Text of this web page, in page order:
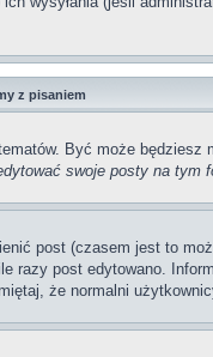
z pisaniem
Być może
swoje posty na tym
post (czasem jest to
post edytowano.
że normalni